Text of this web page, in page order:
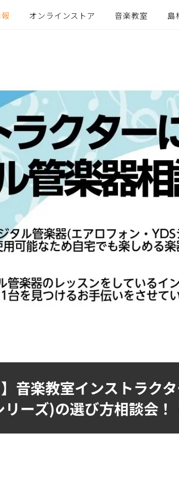
オンラインストア 音楽教室 島
音楽教室インストラク
ーズ)の選び方相談会！